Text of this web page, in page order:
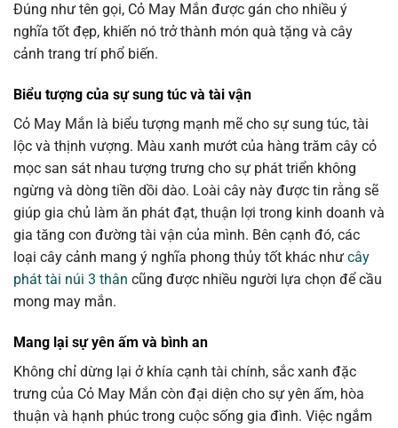
Đúng như tên gọi, Cỏ May Mắn được gán cho nhiều ý
nghĩa tốt đẹp, khiến nó trở thành món quà tặng và cây
cảnh trang trí phổ biến.
Biểu tượng của sự sung túc và tài vận
Cỏ May Mắn là biểu tượng mạnh mẽ cho sự sung túc, tài
lộc và thịnh vượng. Màu xanh mướt của hàng trăm cây cỏ
mọc san sát nhau tượng trưng cho sự phát triển không
ngừng và dòng tiền dồi dào. Loài cây này được tin rằng sẽ
giúp gia chủ làm ăn phát đạt, thuận lợi trong kinh doanh và
gia tăng con đường tài vận của mình. Bên cạnh đó, các
loại cây cảnh mang ý nghĩa phong thủy tốt khác như cây
phát tài núi 3 thân cũng được nhiều người lựa chọn để cầu
mong may mắn.
Mang lại sự yên ấm và bình an
Không chỉ dừng lại ở khía cạnh tài chính, sắc xanh đặc
trưng của Cỏ May Mắn còn đại diện cho sự yên ấm, hòa
thuận và hạnh phúc trong cuộc sống gia đình. Việc ngắm